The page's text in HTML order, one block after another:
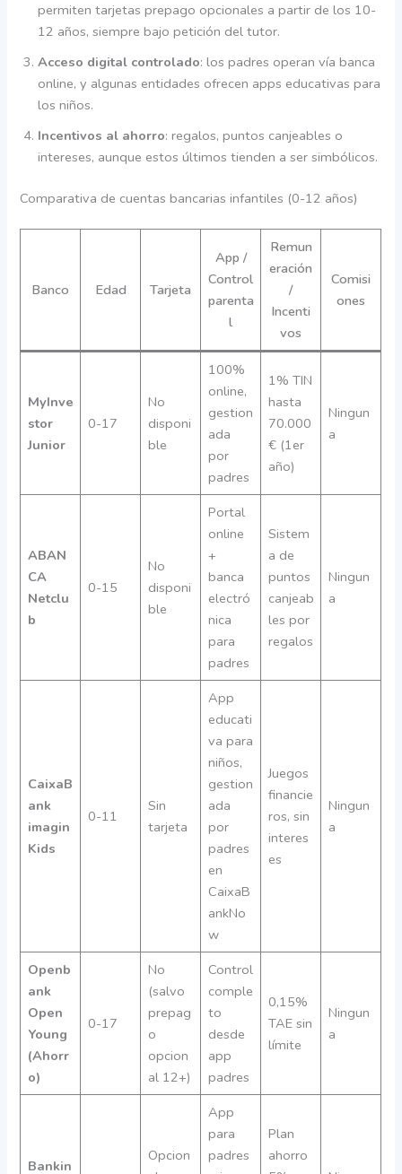
permiten tarjetas prepago opcionales a partir de los 10-
12 años, siempre bajo petición del tutor.
Acceso digital controlado: los padres operan vía banca
online, y algunas entidades ofrecen apps educativas para
los niños.
Incentivos al ahorro: regalos, puntos canjeables o
intereses, aunque estos últimos tienden a ser simbólicos.
Comparativa de cuentas bancarias infantiles (0-12 años)
Banco Edad Tarjeta
App /
Control
parenta
l
Remun
eración
/
Incenti
vos
Comisi
ones
MyInve
stor
Junior
0-17
No
disponi
ble
100%
online,
gestion
ada
por
padres
1% TIN
hasta
70.000
€ (1er
año)
Ningun
a
ABAN
CA
Netclu
b
0-15
No
disponi
ble
Portal
online
+
banca
electró
nica
para
padres
Sistem
a de
puntos
canjeab
les por
regalos
Ningun
a
CaixaB
ank
imagin
Kids
0-11
Sin
tarjeta
App
educati
va para
niños,
gestion
ada
por
padres
en
CaixaB
ankNo
w
Juegos
financie
ros, sin
interes
es
Ningun
a
Openb
ank
Open
Young
(Ahorr
o)
0-17
No
(salvo
prepag
o
opcion
al 12+)
Control
comple
to
desde
app
padres
0,15%
TAE sin
límite
Ningun
a
Bankin
Opcion
App
para
padres
Plan
ahorro